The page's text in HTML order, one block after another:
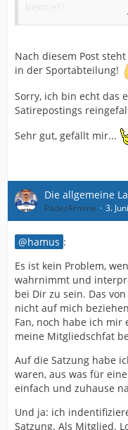
Woher habt Ihr
Das glaube ich doch
nicht nur Geld,
Ja, Arabi sucht nach
Hause aus und
dann tanzt der hier an.
Trainer, die kein
noch schnell Urlaub
losgeht.
Vom Handy aus
Nach diesem Post
in der Sportabteilung!
Sorry, ich bin echt das
Satirepostings
Sehr gut, gefällt mir...
Die allgemeine
PaderArmine 3.
hamus :
Es ist kein Problem,
wahrnimmt und
bei Dir zu sein. Das
nicht auf mich
Fan, noch habe ich mir
meine Mitgliedschfat
Auf die Satzung habe
waren, aus was für
einfach und zuhause
Und ja: ich
Satzung. Als Mitglied.